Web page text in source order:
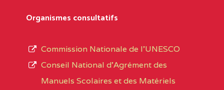
Noms
Localité
L’offre d’éducation del’Enseignement
d’immatriculation du mois de septembre
Organismes consultatifs
Commission Nationale de l’UNESCO
Conseil National d’Agrément des
Manuels Scolaires et des Matériels